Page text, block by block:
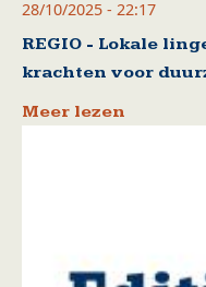
28/10/2025 - 22:17
REGIO - Lokale
krachten voor
Meer lezen